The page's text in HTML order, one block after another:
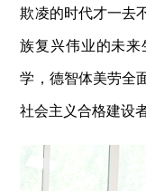
欺凌的时代才一去
族复兴伟业的未
学，德智体美劳全
社会主义合格建设